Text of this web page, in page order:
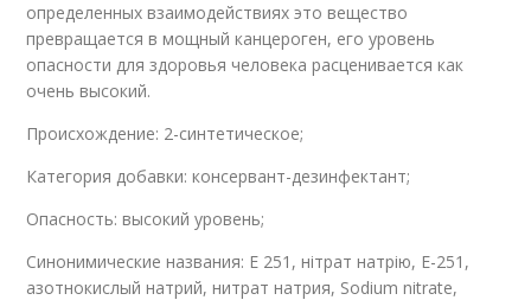
определенных взаимодействиях это вещество
превращается в мощный канцероген, его уровень
опасности для здоровья человека расценивается как
очень высокий.
Происхождение: 2-синтетическое;
Категория добавки: консервант-дезинфектант;
Опасность: высокий уровень;
Синонимические названия: Е 251, нітрат натрію, Е-251,
азотнокислый натрий, нитрат натрия, Sodium nitrate,